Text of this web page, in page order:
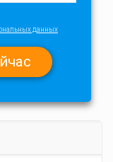
данных